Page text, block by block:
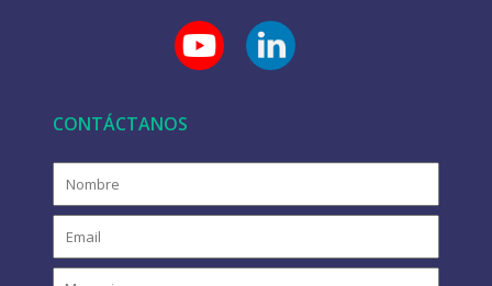
CONTÁCTANOS